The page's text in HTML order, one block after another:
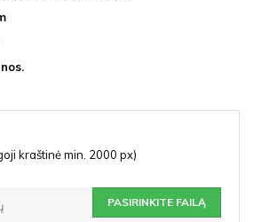
kraštinė min. 2000 px)
PASIRINKITE FAILĄ